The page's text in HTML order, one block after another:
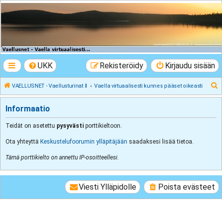
VAELLUSNET -
Vaellusturinat II
UKK Kirjaudu sisään
Rekisteröidy
VAELLUSNET - Vaellusturinat II Vaella virtuaalisesti kunnes pääset oikeasti
t
Informaatio
Teidät on asetettu pysyvästi porttikieltoon.
Ota yhteyttä Keskustelufoorumin ylläpitäjään saadaksesi lisää tietoa.
Tämä porttikielto on annettu IP-osoitteellesi.
Poista evästeet
Viesti Ylläpidolle